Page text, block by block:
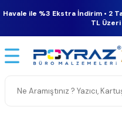
Havale ile %3 Ekstra İndirim • 2
TL